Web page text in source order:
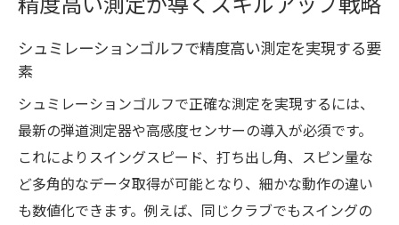
シュミレーションゴルフで精度高い測定を実現する要
素
シュミレーションゴルフで正確な測定を実現するには、
最新の弾道測定器や高感度センサーの導入が必須です。
これによりスイングスピード、打ち出し角、スピン量な
ど多角的なデータ取得が可能となり、細かな動作の違い
も数値化できます。例えば、同じクラブでもスイングの